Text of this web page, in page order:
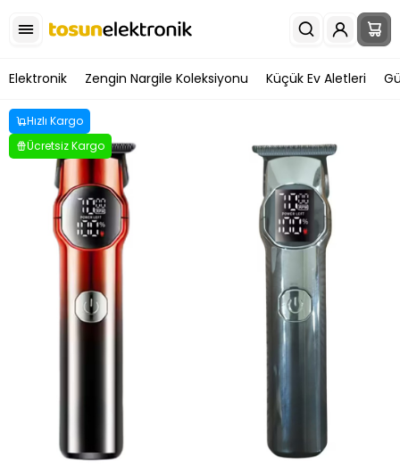
Elektronik Zengin Nargile Koleksiyonu Küçük Ev Aletleri
Hızlı Kargo
Ücretsiz Kargo